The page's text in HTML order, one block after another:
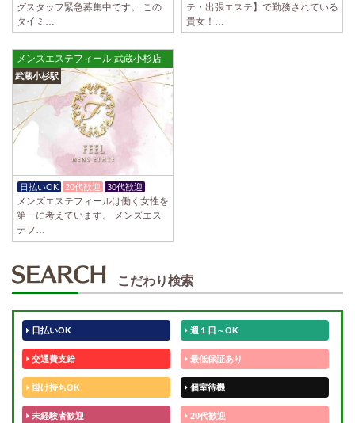
グスタッフ緊急募集中です。 この
タイミ…
テ・出張エステ】で勤務されている
貴女！…
メンズエステフィール 武蔵小杉店
武蔵小杉駅
日払いOK 20代歓迎 30代歓迎
メンズエステフィールは働く女性を
第一に考えています。 メンズエス
テフ…
こだわり検索
日払いOK 週１日～OK
交通費支給 最低保証あり
掛け持ちOK 個室待機
未経験者歓迎 20代歓迎